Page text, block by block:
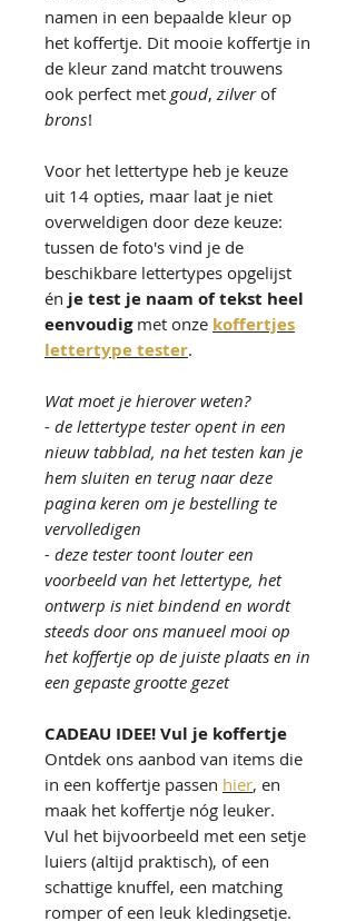
namen in een bepaalde kleur op
het koffertje. Dit mooie koffertje in
de kleur zand matcht trouwens
ook perfect met goud, zilverof
brons!
Voor het lettertype heb je keuze
uit 14 opties, maar laat je niet
overweldigen door deze keuze:
tussen de foto's vind je de
beschikbare lettertypes opgelijst
én je test je naam of tekst heel
eenvoudigmet onze koffertjes
lettertype tester.
Wat moet je hierover weten?
- de lettertype tester opent in een
nieuw tabblad, na het testen kan je
hem sluiten en terug naar deze
pagina keren om je bestelling te
vervolledigen
- deze tester toont louter een
voorbeeld van het lettertype, het
ontwerp is niet bindend en wordt
steeds door ons manueel mooi op
het koffertje op de juiste plaats en in
een gepaste grootte gezet
CADEAU IDEE! Vul je koffertje
Ontdek ons aanbod van items die
in een koffertje passen hier, en
maak het koffertje nóg leuker.
Vul het bijvoorbeeld met een setje
luiers (altijd praktisch), of een
schattige knuffel, een matching
romper of een leuk kledingsetje.